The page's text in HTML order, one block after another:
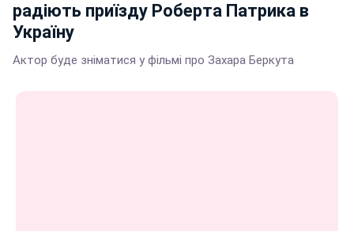
радіють приїзду Роберта Патрика в
Україну
Актор буде зніматися у фільмі про Захара Беркута